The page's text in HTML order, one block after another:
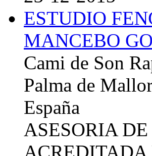
ESTUDIO
MANCEBO
Cami de Son
Palma de
España
ASESORIA
ACREDITADA